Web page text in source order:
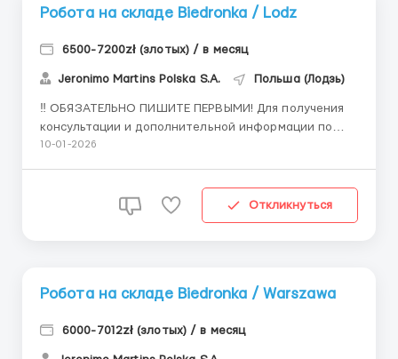
Робота на складе Biedronka / Lodz
6500-7200zł (злотых) / в месяц
Jeronimo Martins Polska S.A. Польша (Лодзь)
‼️ ОБЯЗАТЕЛЬНО ПИШИТЕ ПЕРВЫМИ! Для получения
консультации и дополнительной информации по
данной вакансии обращайтесь к вашему
РАБОТА НА ПРОДУКТОВОМ СКЛАДЕ BIEDRONKA🔥
Компания: Крупная сеть складов ...
10-01-2026
Откликнуться
Робота на складе Biedronka / Warszawa
6000-7012zł (злотых) / в месяц